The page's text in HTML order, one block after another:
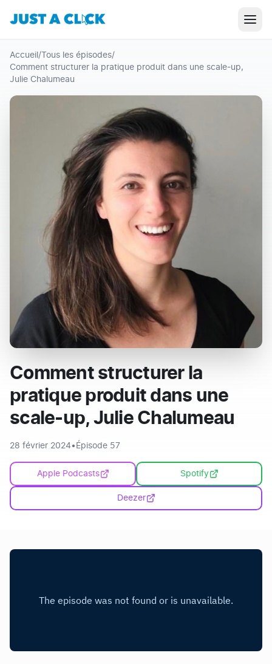
Accueil / Tous les épisodes/
Comment structurer la pratique produit dans une scale-up,
Julie Chalumeau
Comment structurer la
pratique produit dans une
scale-up, Julie Chalumeau
28 février 2024• Épisode 57
Apple Podcasts Spotify
Deezer